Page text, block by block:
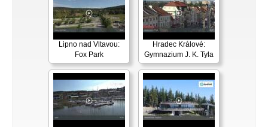
Lipno nad Vltavou:
Fox Park
Hradec Králové:
Gymnazium J. K. Tyla